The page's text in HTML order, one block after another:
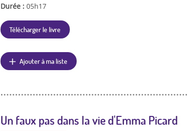
Durée : 05h17
Télécharger le livre
Ajouter à ma liste
Un faux pas dans la vie d'Emma Picard